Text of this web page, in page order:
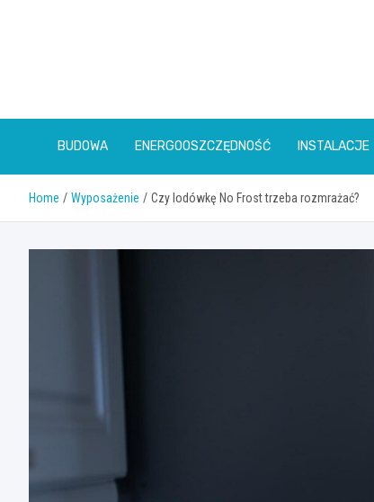
BUDOWA ENERGOOSZCZĘDNOŚĆ INSTALACJE
Home Wyposażenie Czy lodówkę No Frost trzeba rozmrażać?